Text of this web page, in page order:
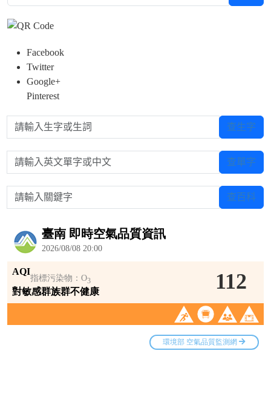
Facebook
Twitter
Google+
Pinterest
請輸入生字或生詞 查生字
請輸入英文單字或中文 查單字
請輸入關鍵字 查百科